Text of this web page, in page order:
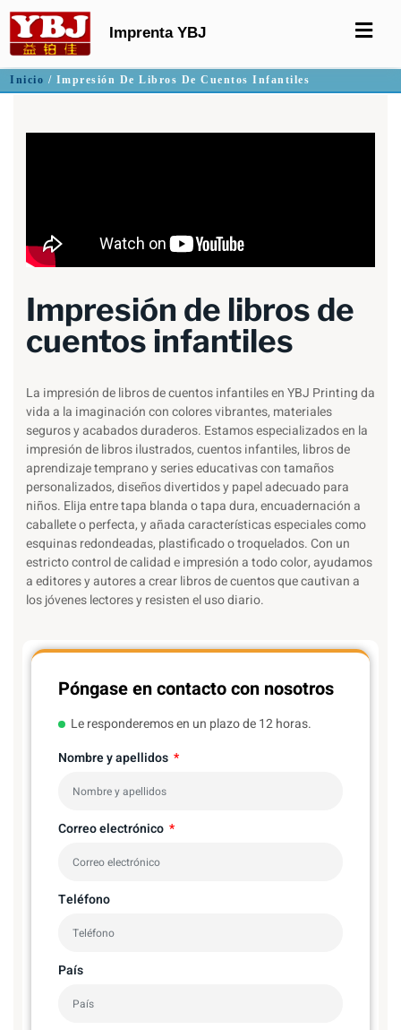
Imprenta YBJ
Inicio / Impresión De Libros De Cuentos Infantiles
Impresión de libros de
cuentos infantiles
La impresión de libros de cuentos infantiles en YBJ Printing da
vida a la imaginación con colores vibrantes, materiales
seguros y acabados duraderos. Estamos especializados en la
impresión de libros ilustrados, cuentos infantiles, libros de
aprendizaje temprano y series educativas con tamaños
personalizados, diseños divertidos y papel adecuado para
niños. Elija entre tapa blanda o tapa dura, encuadernación a
caballete o perfecta, y añada características especiales como
esquinas redondeadas, plastificado o troquelados. Con un
estricto control de calidad e impresión a todo color, ayudamos
a editores y autores a crear libros de cuentos que cautivan a
los jóvenes lectores y resisten el uso diario.
Póngase en contacto con nosotros
Le responderemos en un plazo de 12 horas.
Nombre y apellidos
Correo electrónico
Teléfono
País